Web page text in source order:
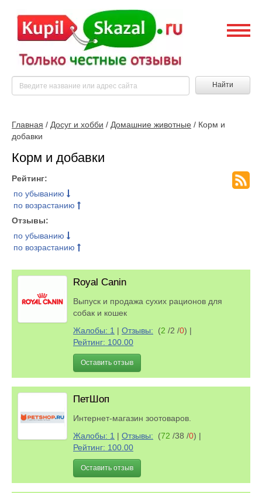
Найти
Главная / Досуг и хобби / Домашние животные / Корм и
добавки
Корм и добавки
Рейтинг:
по убыванию
по возрастанию
Отзывы:
по убыванию
по возрастанию
Royal Canin
Выпуск и продажа сухих рационов для
собак и кошек
Жалобы: 1 | Отзывы: (2 /2 /0) |
Рейтинг: 100.00
Оставить отзыв
ПетШоп
Интернет-магазин зоотоваров.
Жалобы: 1 | Отзывы: (72 /38 /0) |
Рейтинг: 100.00
Оставить отзыв